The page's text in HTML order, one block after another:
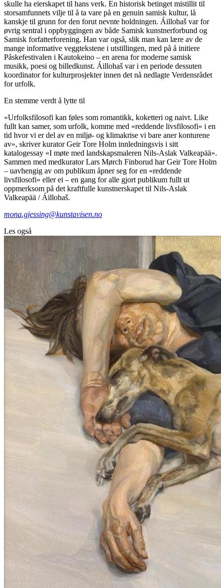
skulle ha eierskapet til hans verk. En historisk betinget mistillit til
storsamfunnets vilje til å ta vare på en genuin samisk kultur, lå
kanskje til grunn for den forut nevnte holdningen. Áillohaš var for
øvrig sentral i oppbyggingen av både Samisk kunstnerforbund og
Samisk forfatterforening. Han var også, slik man kan lære av de
mange informative veggtekstene i utstillingen, med på å initiere
Påskefestivalen i Kautokeino – en arena for moderne samisk
musikk, poesi og billedkunst. Áillohaš var i en periode dessuten
koordinator for kulturprosjekter innen det nå nedlagte Verdensrådet
for urfolk.
En stemme verdt å lytte til
«Urfolksfilosofi kan føles som romantikk, koketteri og naivt. Like
fullt kan samer, som urfolk, komme med «reddende livsfilosofi» i en
tid hvor vi er del av en miljø- og klimakrise vi bare aner konturene
av», skriver kurator Geir Tore Holm innledningsvis i sitt
katalogessay «I møte med landskapsmaleren Nils-Aslak Valkeapää».
Sammen med medkurator Lars Mørch Finborud har Geir Tore Holm
– uavhengig av om publikum åpner seg for en «reddende
livsfilosofi» eller ei – en gang for alle gjort publikum fullt ut
oppmerksom på det kraftfulle kunstnerskapet til Nils-Aslak
Valkeapää / Áillohaš.
mona.gjessing@kunstavisen.no
Les også